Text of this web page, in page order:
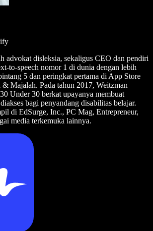
advokat disleksia, sekaligus CEO dan pendiri
to-speech nomor 1 di dunia dengan lebih
5 dan peringkat pertama di App Store
Majalah. Pada tahun 2017, Weitzman
Under 30 berkat upayanya membuat
bagi penyandang disabilitas belajar.
di EdSurge, Inc., PC Mag, Entrepreneur,
media terkemuka lainnya.